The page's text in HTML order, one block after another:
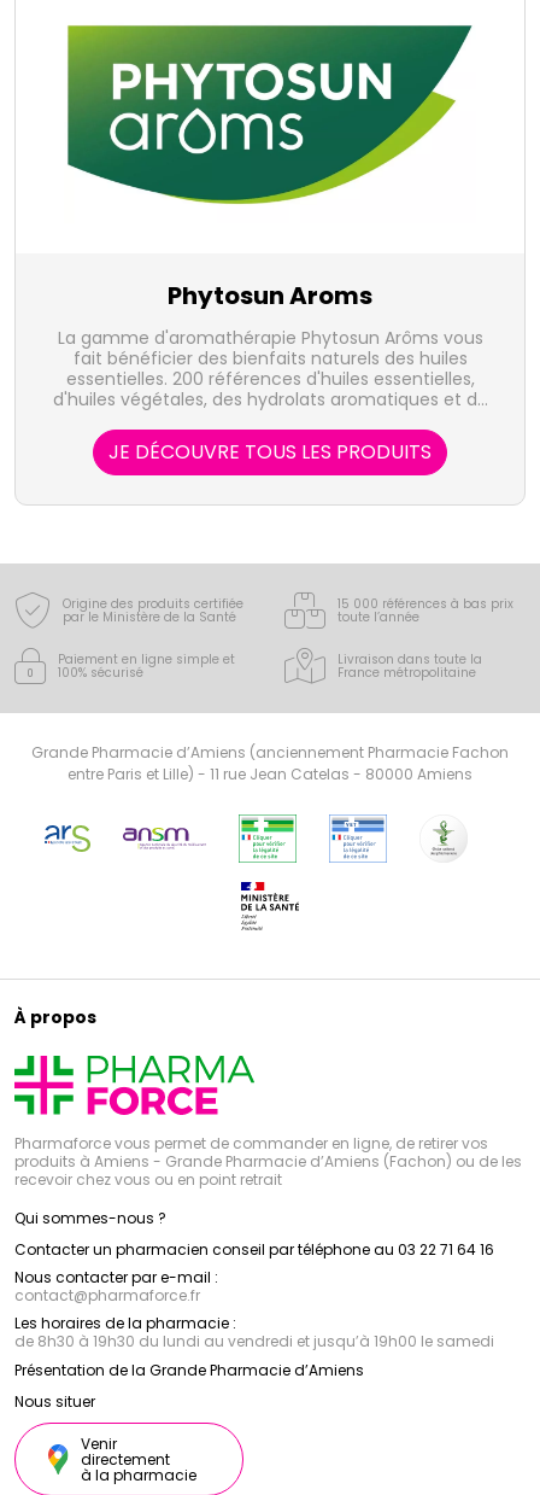
Phytosun Aroms
La gamme d'aromathérapie Phytosun Arôms vous
fait bénéficier des bienfaits naturels des huiles
essentielles. 200 références d'huiles essentielles,
d'huiles végétales, des hydrolats aromatiques et de
et aux maux du quotidien.
JE DÉCOUVRE TOUS LES PRODUITS
Origine des produits certifiée
par le Ministère de la Santé
15 000 références à bas prix
toute l’année
Paiement en ligne simple et
100% sécurisé
Livraison dans toute la
France métropolitaine
Grande Pharmacie d’Amiens (anciennement Pharmacie Fachon
entre Paris et Lille) - 11 rue Jean Catelas - 80000 Amiens
À propos
Pharmaforce vous permet de commander en ligne, de retirer vos
produits à Amiens - Grande Pharmacie d’Amiens (Fachon) ou de les
recevoir chez vous ou en point retrait
Qui sommes-nous ?
Contacter un pharmacien conseil par téléphone au 03 22 71 64 16
Nous contacter par e-mail :
contact@pharmaforce.fr
Les horaires de la pharmacie :
de 8h30 à 19h30 du lundi au vendredi et jusqu’à 19h00 le samedi
Présentation de la Grande Pharmacie d’Amiens
Nous situer
Venir
directement
à la pharmacie